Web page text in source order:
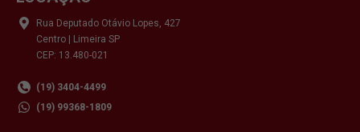
Rua Deputado Otávio Lopes, 427
Centro | Limeira SP
CEP: 13.480-021
(19) 3404-4499
(19) 99368-1809